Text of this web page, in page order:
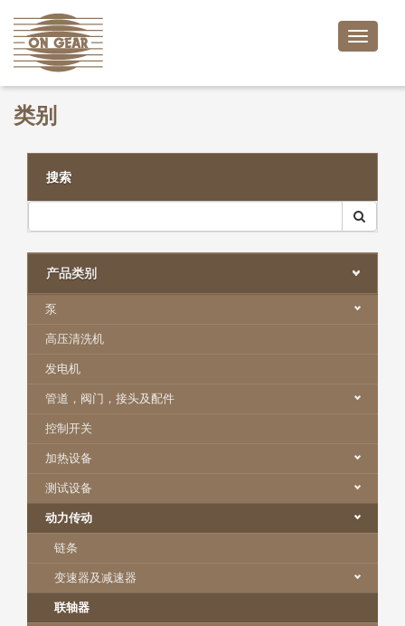
Toggle
类别
搜索
产品类别
泵
高压清洗机
发电机
管道，阀门，接头及配件
控制开关
加热设备
测试设备
动力传动
链条
变速器及减速器
联轴器